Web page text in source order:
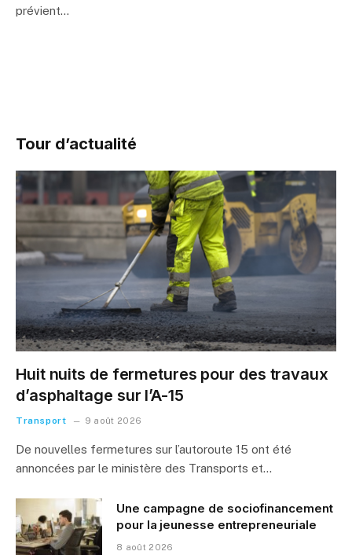
prévient…
Tour d’actualité
Huit nuits de fermetures pour des travaux
d’asphaltage sur l’A-15
Transport 9 août 2026
De nouvelles fermetures sur l’autoroute 15 ont été
annoncées par le ministère des Transports et…
Une campagne de sociofinancement
pour la jeunesse entrepreneuriale
8 août 2026